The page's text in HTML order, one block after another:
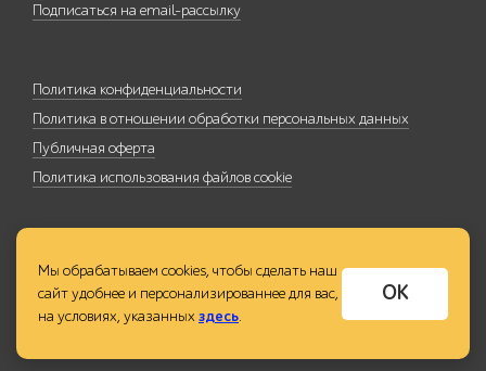
Подписаться на email-рассылку
Политика конфиденциальности
Политика в отношении обработки персональных данных
Публичная оферта
Политика использования файлов cookie
Мы обрабатываем cookies, чтобы сделать наш
сайт удобнее и персонализированнее для вас,
на условиях, указанныхздесь.
ОК